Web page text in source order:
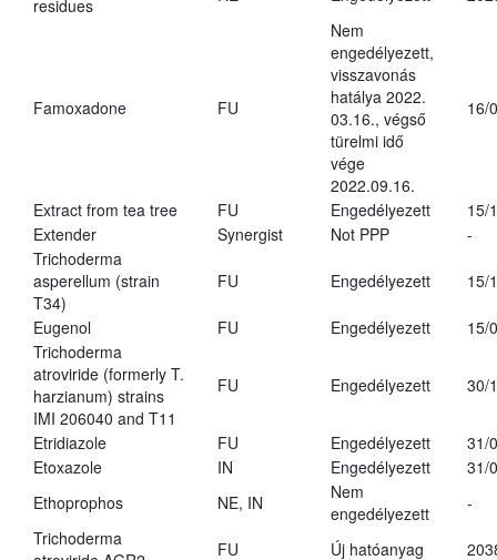
residues
Famoxadone FU
Nem
engedélyezett,
visszavonás
hatálya 2022.
03.16., végső
türelmi idő
vége
2022.09.16.
16/
Extract from tea tree FU Engedélyezett
15/
Extender
Synergist Not PPP
-
Trichoderma
asperellum (strain
T34)
FU Engedélyezett 15/
Eugenol FU Engedélyezett
15/
Trichoderma
atroviride (formerly T.
harzianum) strains
IMI 206040 and T11
FU Engedélyezett 30/
Etridiazole FU Engedélyezett
31/
Etoxazole
IN Engedélyezett
31/
Ethoprophos
NE, IN
Nem
engedélyezett
-
Trichoderma
FU Új hatóanyag